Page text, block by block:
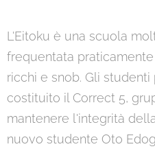
L'Eitoku è una scuola
frequentata
ricchi e snob. Gli
costituito il Correct 5,
mantenere l'integrità
nuovo studente Oto